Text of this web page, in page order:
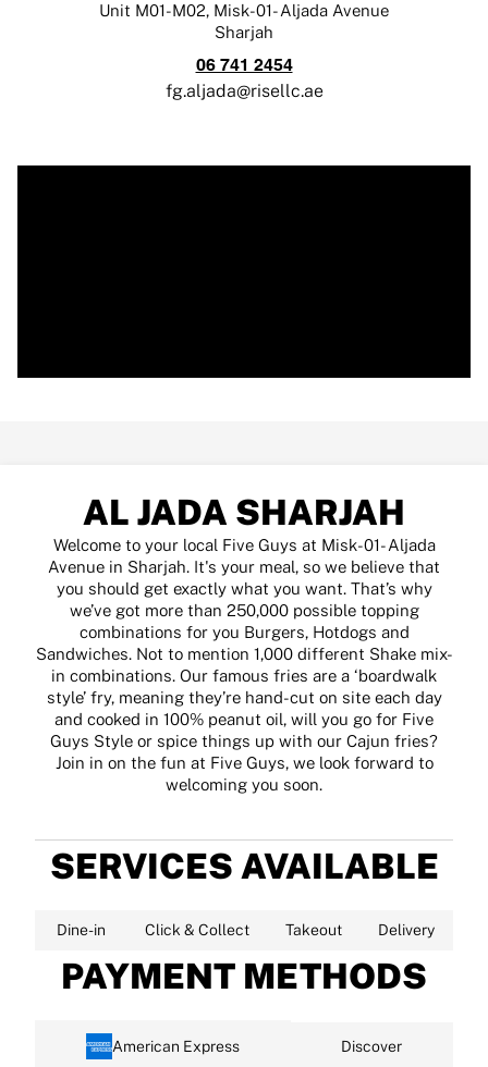
Unit M01-M02, Misk-01- Aljada Avenue
Sharjah
06 741 2454
fg.aljada@risellc.ae
AL JADA SHARJAH
Welcome to your local Five Guys at Misk-01- Aljada
Avenue in Sharjah. It's your meal, so we believe that
you should get exactly what you want. That’s why
we’ve got more than 250,000 possible topping
combinations for you Burgers, Hotdogs and
Sandwiches. Not to mention 1,000 different Shake mix-
in combinations. Our famous fries are a ‘boardwalk
style’ fry, meaning they’re hand-cut on site each day
and cooked in 100% peanut oil, will you go for Five
Guys Style or spice things up with our Cajun fries?
Join in on the fun at Five Guys, we look forward to
welcoming you soon.
SERVICES AVAILABLE
Dine-in Click & Collect Takeout Delivery
PAYMENT METHODS
American Express Discover